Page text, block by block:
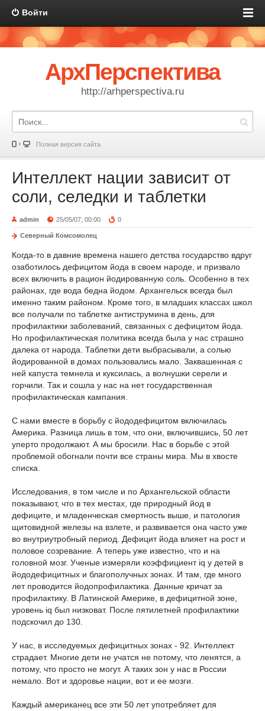
Войти
АрхПерспектива
http://arhperspectiva.ru
Полная версия сайта
Интеллект нации зависит от
соли, селедки и таблетки
admin 25/05/07, 00:00 0
Северный Комсомолец
Когда-то в давние времена нашего детства государство вдруг
озаботилось дефицитом йода в своем народе, и призвало
всех включить в рацион йодированную соль. Особенно в тех
районах, где вода бедна йодом. Архангельск всегда был
именно таким районом. Кроме того, в младших классах школ
все получали по таблетке антиструмина в день, для
профилактики заболеваний, связанных с дефицитом йода.
Но профилактическая политика всегда была у нас страшно
далека от народа. Таблетки дети выбрасывали, а солью
йодированной в домах пользовались мало. Заквашенная с
ней капуста темнела и куксилась, а волнушки серели и
горчили. Так и сошла у нас на нет государственная
профилактическая кампания.
С нами вместе в борьбу с йододефицитом включилась
Америка. Разница лишь в том, что они, включившись, 50 лет
уперто продолжают. А мы бросили. Нас в борьбе с этой
проблемой обогнали почти все страны мира. Мы в хвосте
списка.
Исследования, в том числе и по Архангельской области
показывают, что в тех местах, где природный йод в
дефиците, и младенческая смертность выше, и патология
щитовидной железы на взлете, и развивается она часто уже
во внутриутробный период. Дефицит йода влияет на рост и
половое созревание. А теперь уже известно, что и на
головной мозг. Ученые измеряли коэффициент iq у детей в
йододефицитных и благополучных зонах. И там, где много
лет проводится йодопрофилактика. Данные кричат за
профилактику. В Латинской Америке, в дефицитной зоне,
уровень iq был низковат. После пятилетней профилактики
подскочил до 130.
У нас, в исследуемых дефицитных зонах - 92. Интеллект
страдает. Многие дети не учатся не потому, что ленятся, а
потому, что просто не могут. А таких зон у нас в России
немало. Вот и здоровье нации, вот и ее мозги.
Каждый американец все эти 50 лет употребляет для